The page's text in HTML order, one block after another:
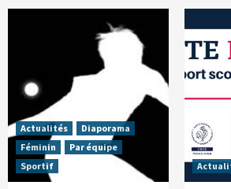
Actualités
Diaporama
Féminin
Par équipe
Sportif